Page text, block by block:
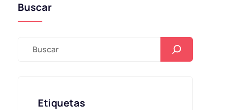
Buscar
Etiquetas